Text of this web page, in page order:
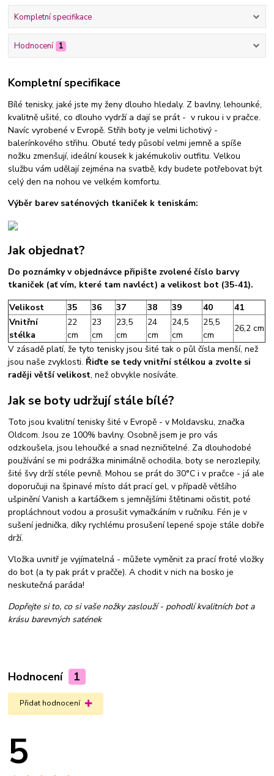
Kompletní specifikace
Hodnocení 1
Kompletní specifikace
Bílé tenisky, jaké jste my ženy dlouho hledaly. Z bavlny, lehounké,
kvalitně ušité, co dlouho vydrží a dají se prát - v rukou i v pračce.
Navíc vyrobené v Evropě. Střih boty je velmi lichotivý -
balerínkového střihu. Obuté tedy působí velmi jemně a spíše
nožku zmenšují, ideální kousek k jakémukoliv outfitu. Velkou
službu vám udělají zejména na svatbě, kdy budete potřebovat být
celý den na nohou ve velkém komfortu.
Výběr barev saténových tkaniček k teniskám:
Jak objednat?
Do poznámky v objednávce připište zvolené číslo barvy
tkaniček (ať vím, které tam navléct) a velikost bot (35-41).
Velikost
35 36 37 38 39 40
41
Vnitřní
stélka
22
cm
23
cm
23,5
cm
24
cm
24,5
cm
25,5
cm
26,2 cm
V zásadě platí, že tyto tenisky jsou šité tak o půl čísla menší, než
jsou naše zvyklosti. Řiďte se tedy vnitřní stélkou a zvolte si
raději větší velikost, než obvykle nosíváte.
Jak se boty udržují stále bílé?
Toto jsou kvalitní tenisky šité v Evropě - v Moldavsku, značka
Oldcom. Jsou ze 100% bavlny. Osobně jsem je pro vás
odzkoušela, jsou lehoučké a snad nezničitelné. Za dlouhodobé
používání se mi podrážka minimálně ochodila, boty se nerozlepily,
šité švy drží stéle pevně. Mohou se prát do 30°C i v pračce - já ale
doporučuji na špinavé místo dát prací gel, v případě většího
ušpinění Vanish a kartáčkem s jemnějšími štětinami očistit, poté
propláchnout vodou a prosušit vymačkáním v ručníku. Fén je v
sušení jednička, díky rychlému prosušení lepené spoje stále dobře
drží.
Vložka uvnitř je vyjímatelná - můžete vyměnit za prací froté vložky
do bot (a ty pak prát v pračče). A chodit v nich na bosko je
neskutečná paráda!
Dopřejte si to, co si vaše nožky zaslouží - pohodlí kvalitních bot a
krásu barevných satének
Hodnocení 1
Přidat hodnocení
5